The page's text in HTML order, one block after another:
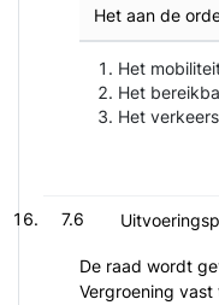
Het aan de
Het
Het
Het
7.6
De raad wordt
Vergroening